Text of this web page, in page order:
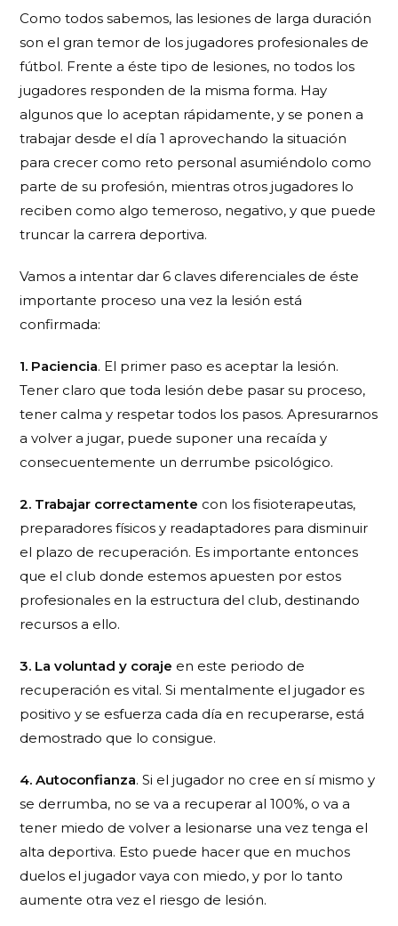
Como todos sabemos, las lesiones de larga duración
son el gran temor de los jugadores profesionales de
fútbol. Frente a éste tipo de lesiones, no todos los
jugadores responden de la misma forma. Hay
algunos que lo aceptan rápidamente, y se ponen a
trabajar desde el día 1 aprovechando la situación
para crecer como reto personal asumiéndolo como
parte de su profesión, mientras otros jugadores lo
reciben como algo temeroso, negativo, y que puede
truncar la carrera deportiva.
Vamos a intentar dar 6 claves diferenciales de éste
importante proceso una vez la lesión está
confirmada:
1. Paciencia. El primer paso es aceptar la lesión.
Tener claro que toda lesión debe pasar su proceso,
tener calma y respetar todos los pasos. Apresurarnos
a volver a jugar, puede suponer una recaída y
consecuentemente un derrumbe psicológico.
2. Trabajar correctamente con los fisioterapeutas,
preparadores físicos y readaptadores para disminuir
el plazo de recuperación. Es importante entonces
que el club donde estemos apuesten por estos
profesionales en la estructura del club, destinando
recursos a ello.
3. La voluntad y coraje en este periodo de
recuperación es vital. Si mentalmente el jugador es
positivo y se esfuerza cada día en recuperarse, está
demostrado que lo consigue.
4. Autoconfianza. Si el jugador no cree en sí mismo y
se derrumba, no se va a recuperar al 100%, o va a
tener miedo de volver a lesionarse una vez tenga el
alta deportiva. Esto puede hacer que en muchos
duelos el jugador vaya con miedo, y por lo tanto
aumente otra vez el riesgo de lesión.